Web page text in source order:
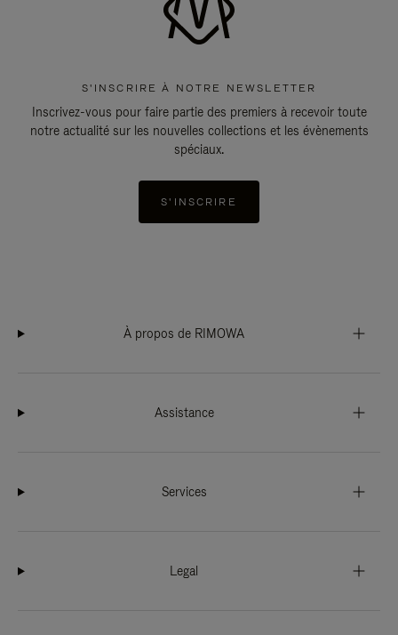
S'INSCRIRE À NOTRE NEWSLETTER
Inscrivez-vous pour faire partie des premiers à recevoir toute
notre actualité sur les nouvelles collections et les évènements
spéciaux.
S'INSCRIRE
À propos de RIMOWA
Assistance
Services
Legal